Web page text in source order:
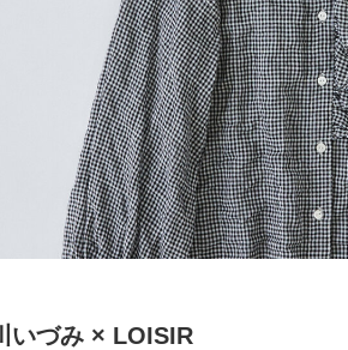
いづみ × LOISIR